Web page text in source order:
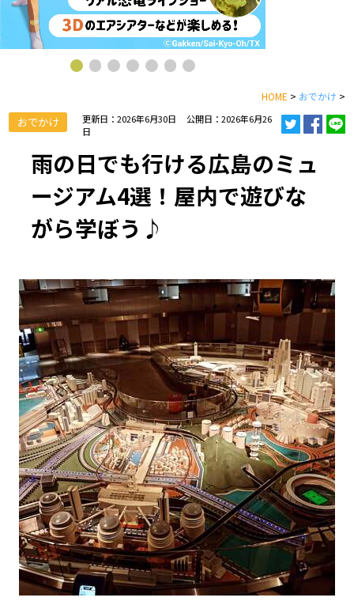
HOME > おでかけ >
おでかけ 更新日：2026年6月30日
公開日：2026年6月26
日
雨の日でも行ける広島のミュ
ージアム4選！屋内で遊びな
がら学ぼう♪